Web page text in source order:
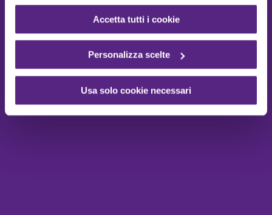
Accetta tutti i cookie
Personalizza scelte
Usa solo cookie necessari